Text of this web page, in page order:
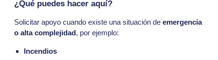
¿Qué puedes hacer aquí?
Solicitar apoyo cuando existe una situación deemergencia
o alta complejidad , por ejemplo:
Incendios